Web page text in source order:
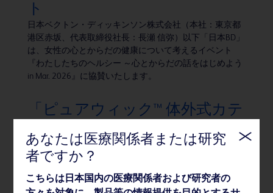
ト
日本ベクトン・ディッキンソン株式会社（本社：東京都
港区赤坂、代表取締役社長：長瀬 信弥）以下「日本BD」
は、女性の心とからだの健康について考えるイベント
『わたしたちのヘルシー ～心とからだの話をはじめよう
in Mar. 2026』に協賛いたします。
「ピュアウィック™ 体外式カテ
ーテル」女性用、男性用製品を
新発売
BDのグループ会社である株式会社メディコン（本社：大
阪府大阪市、代表取締役社長：長瀬信弥）は、2026年2
月16日、体内に留置しない非侵襲的な排尿ケアシステム
あなたは医療関係者または研究
者ですか？
こちらは日本国内の医療関係者および研究者の